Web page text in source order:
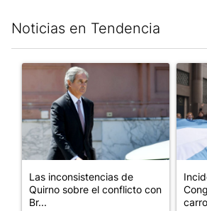
Noticias en Tendencia
Un artículo de tendencia con el título
Las inconsistencias de
Quirno sobre el conflicto con
Br...
Un